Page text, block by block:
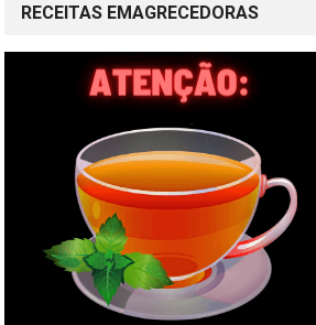
RECEITAS EMAGRECEDORAS